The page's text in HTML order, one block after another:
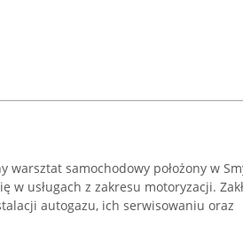
warsztat samochodowy położony w
w usługach z zakresu motoryzacji.
autogazu, ich serwisowaniu oraz